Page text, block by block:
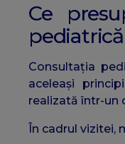
Ce
Consultația
aceleași
realizată într-un
În cadrul vizitei,